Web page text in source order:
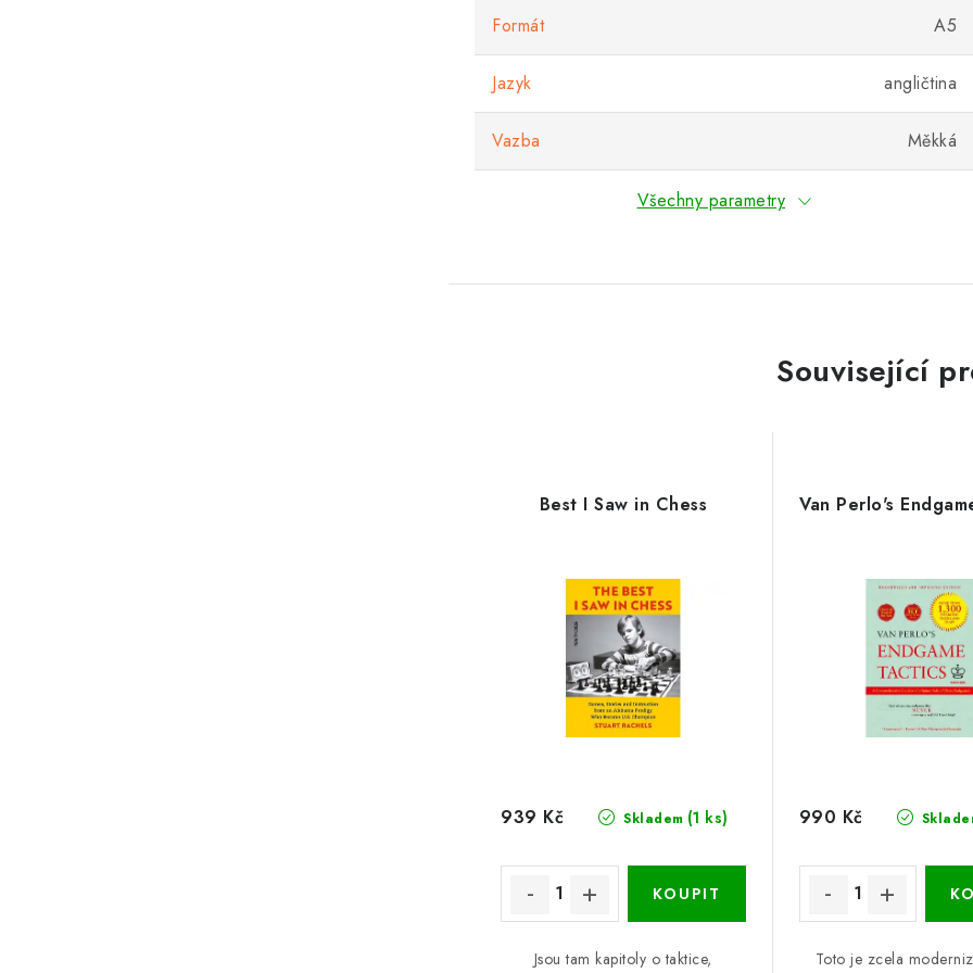
Formát A5
Jazyk angličtina
Vazba Měkká
Všechny parametry
Související
Best I Saw in Chess
Skladem (1 ks)
939 Kč
Jsou tam kapitoly o taktice,
Van Perlo's
990 Kč
Toto je zcela